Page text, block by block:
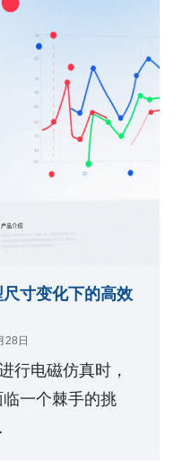
寸变化下的高效
28日
行电磁仿真时，
一个棘手的挑